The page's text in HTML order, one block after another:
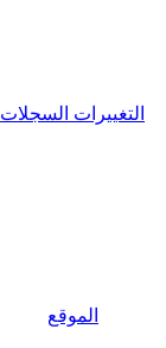
التغييرات السجلات
الموقع